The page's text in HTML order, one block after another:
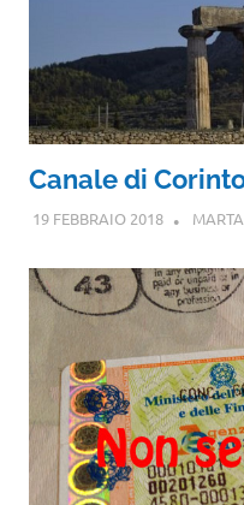
Canale di
19 FEBBRAIO 2018 MARTA